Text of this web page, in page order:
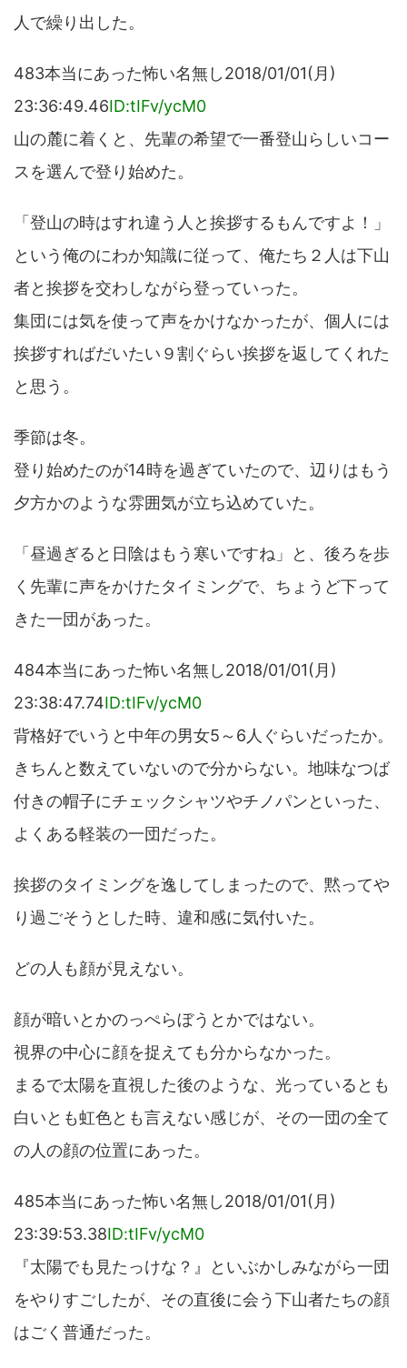
人で繰り出した。
483本当にあった怖い名無し2018/01/01(月)
23:36:49.46ID:tIFv/ycM0
山の麓に着くと、先輩の希望で一番登山らしいコー
スを選んで登り始めた。
「登山の時はすれ違う人と挨拶するもんですよ！」
という俺のにわか知識に従って、俺たち２人は下山
者と挨拶を交わしながら登っていった。
集団には気を使って声をかけなかったが、個人には
挨拶すればだいたい９割ぐらい挨拶を返してくれた
と思う。
季節は冬。
登り始めたのが14時を過ぎていたので、辺りはもう
夕方かのような雰囲気が立ち込めていた。
「昼過ぎると日陰はもう寒いですね」と、後ろを歩
く先輩に声をかけたタイミングで、ちょうど下って
きた一団があった。
484本当にあった怖い名無し2018/01/01(月)
23:38:47.74ID:tIFv/ycM0
背格好でいうと中年の男女5～6人ぐらいだったか。
きちんと数えていないので分からない。地味なつば
付きの帽子にチェックシャツやチノパンといった、
よくある軽装の一団だった。
挨拶のタイミングを逸してしまったので、黙ってや
り過ごそうとした時、違和感に気付いた。
どの人も顔が見えない。
顔が暗いとかのっぺらぼうとかではない。
視界の中心に顔を捉えても分からなかった。
まるで太陽を直視した後のような、光っているとも
白いとも虹色とも言えない感じが、その一団の全て
の人の顔の位置にあった。
485本当にあった怖い名無し2018/01/01(月)
23:39:53.38ID:tIFv/ycM0
『太陽でも見たっけな？』といぶかしみながら一団
をやりすごしたが、その直後に会う下山者たちの顔
はごく普通だった。